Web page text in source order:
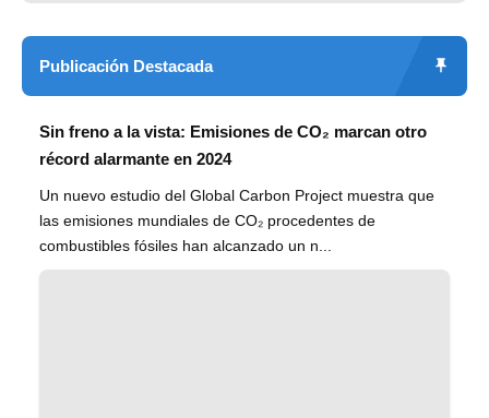
Publicación Destacada
Sin freno a la vista: Emisiones de CO₂ marcan otro
récord alarmante en 2024
Un nuevo estudio del Global Carbon Project muestra que
las emisiones mundiales de CO₂ procedentes de
combustibles fósiles han alcanzado un n...